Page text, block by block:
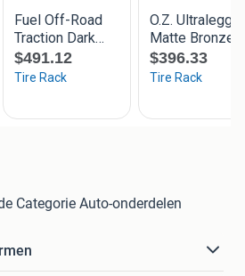
Categorie Auto-onderdelen